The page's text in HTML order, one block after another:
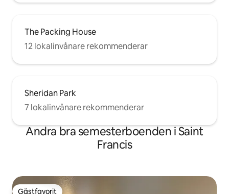
The Packing House
12 lokalinvånare rekommenderar
Sheridan Park
7 lokalinvånare rekommenderar
Andra bra semesterboenden i Saint
Francis
Gästfavorit